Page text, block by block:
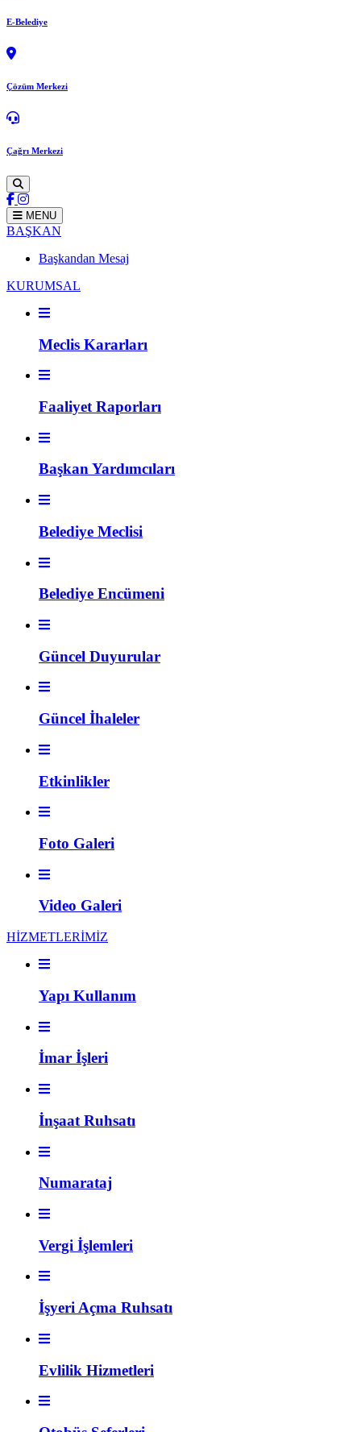
E-Belediye
Çözüm Merkezi
Çağrı Merkezi
MENU
BAŞKAN
Başkandan Mesaj
KURUMSAL
Meclis Kararları
Faaliyet Raporları
Başkan Yardımcıları
Belediye Meclisi
Belediye Encümeni
Güncel Duyurular
Güncel İhaleler
Etkinlikler
Foto Galeri
Video Galeri
HİZMETLERİMİZ
Yapı Kullanım
İmar İşleri
İnşaat Ruhsatı
Numarataj
Vergi İşlemleri
İşyeri Açma Ruhsatı
Evlilik Hizmetleri